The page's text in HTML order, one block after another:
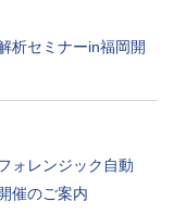
析セミナーin福岡開
ォレンジック自動
催のご案内